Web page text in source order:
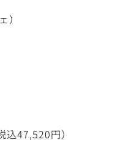
47,520円）